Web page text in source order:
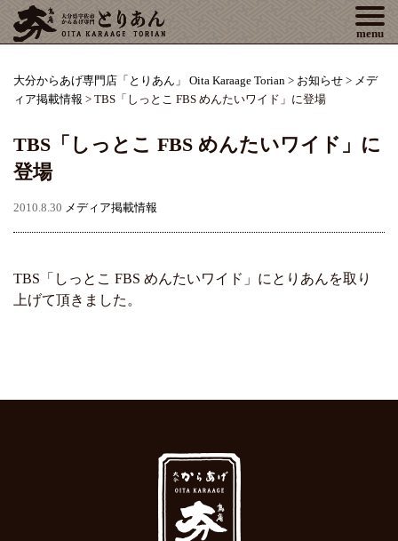
menu
大分からあげ専門店「とりあん」 Oita Karaage Torian > お知らせ > メデ
ィア掲載情報 > TBS「しっとこ FBS めんたいワイド」に登場
TBS「しっとこ FBS めんたいワイド」に
登場
2010.8.30 メディア掲載情報
TBS「しっとこ FBS めんたいワイド」にとりあんを取り
上げて頂きました。